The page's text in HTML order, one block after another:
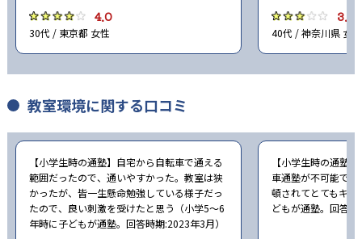
4.0
30代 / 東京都 女性
3.0
40代 / 神奈川県 女性
教室環境に関する口コミ
【小学生時の通塾】自宅から自転車で通える
範囲だったので、通いやすかった。教室は狭
かったが、皆一生懸命勉強している様子だっ
たので、良い刺激を受けたと思う（小学5〜6
年時に子どもが通塾。回答時期:2023年3月）
【小学生時の通塾
車通塾が不可能で
頓されてとてもキ
どもが通塾。回答